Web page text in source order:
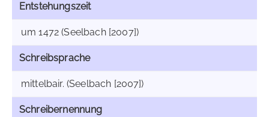
Entstehungszeit
um 1472 (Seelbach [2007])
Schreibsprache
mittelbair. (Seelbach [2007])
Schreibernennung